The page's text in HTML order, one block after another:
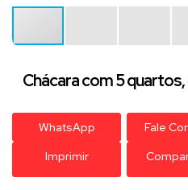
Chácara com 5
WhatsApp Fale
Imprimir